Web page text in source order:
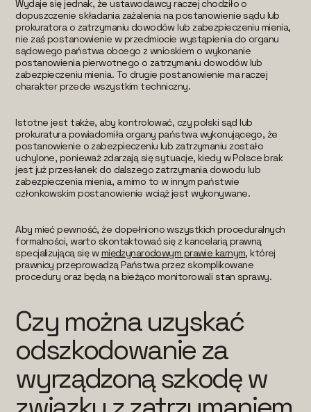
Wydaje się jednak, że ustawodawcy raczej chodziło o
dopuszczenie składania zażalenia na postanowienie sądu lub
prokuratora o zatrzymaniu dowodów lub zabezpieczeniu mienia,
nie zaś postanowienie w przedmiocie wystąpienia do organu
sądowego państwa obcego z wnioskiem o wykonanie
postanowienia pierwotnego o zatrzymaniu dowodów lub
zabezpieczeniu mienia. To drugie postanowienie ma raczej
charakter przede wszystkim techniczny.
Istotne jest także, aby kontrolować, czy polski sąd lub
prokuratura powiadomiła organy państwa wykonującego, że
postanowienie o zabezpieczeniu lub zatrzymaniu zostało
uchylone, ponieważ zdarzają się sytuacje, kiedy w Polsce brak
jest już przesłanek do dalszego zatrzymania dowodu lub
zabezpieczenia mienia, a mimo to w innym państwie
członkowskim postanowienie wciąż jest wykonywane.
Aby mieć pewność, że dopełniono wszystkich proceduralnych
formalności, warto skontaktować się z kancelarią prawną
specjalizującą się wmiędzynarodowym prawie karnym, której
prawnicy przeprowadzą Państwa przez skomplikowane
procedury oraz będą na bieżąco monitorowali stan sprawy.
Czy można uzyskać
odszkodowanie za
wyrządzoną szkodę w